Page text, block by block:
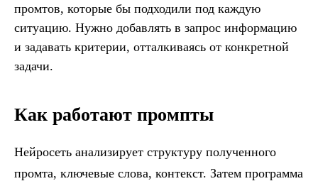
промтов, которые бы подходили под каждую
ситуацию. Нужно добавлять в запрос информацию
и задавать критерии, отталкиваясь от конкретной
задачи.
Как работают промпты
Нейросеть анализирует структуру полученного
промта, ключевые слова, контекст. Затем программа